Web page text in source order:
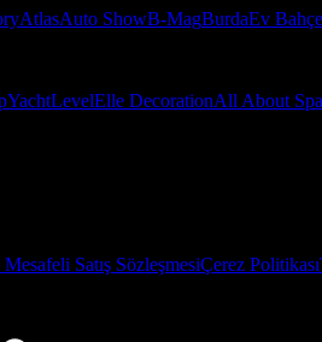
AtlasAuto ShowB-MagBurdaEv Bahçe
YachtLevelElle DecorationAll About
Mesafeli Satış SözleşmesiÇerez Politikası